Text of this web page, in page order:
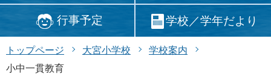
行事予定 学校／学年だより
トップページ 大宮小学校
学校案内
小中一貫教育